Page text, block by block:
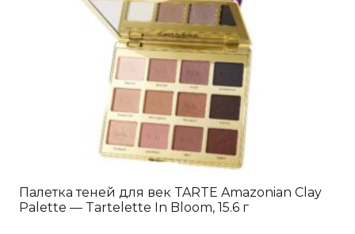
Палетка теней для век TARTE Amazonian Clay
Palette — Tartelette In Bloom, 15.6 г